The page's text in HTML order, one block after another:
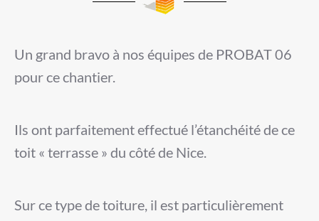
Un grand bravo à nos équipes de PROBAT 06
pour ce chantier.
Ils ont parfaitement effectué l’étanchéité de ce
toit « terrasse » du côté de Nice.
Sur ce type de toiture, il est particulièrement